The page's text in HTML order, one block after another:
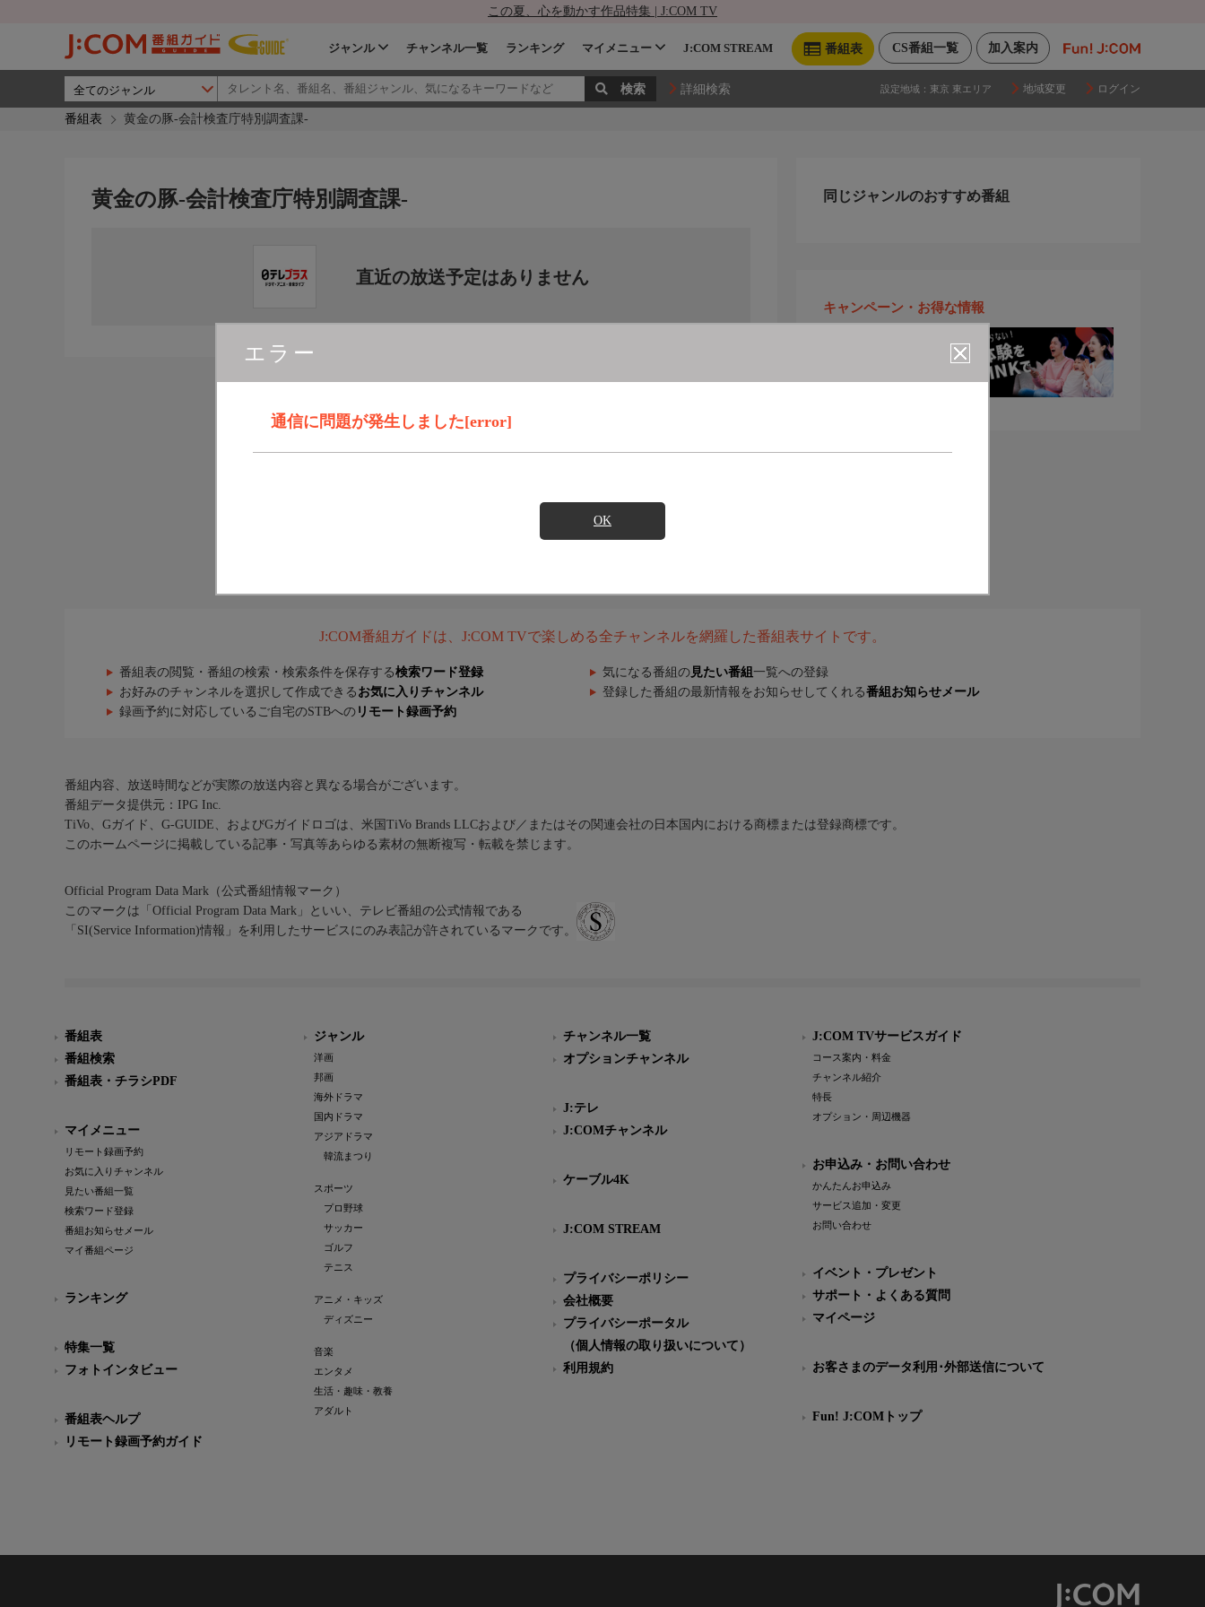
この夏、心を動かす作品特集 | J:COM TV
加入案内
CS番組一覧
番組表
ジャンル チャンネル一覧 ランキング マイメニュー J:COM STREAM
詳細検索 設定地域： 東京 東エリア 地域変更 ログイン
番組表 黄金の豚-会計検査庁特別調査課-
エラー
通信に問題が発生しました[error]
OK
黄金の豚-会計検査庁特別調査課-
直近の放送予定はありません
同じジャンルのおすすめ番組
キャンペーン・お得な情報
J:COM番組ガイドは、J:COM TVで楽しめる全チャンネルを網羅した番組表サイトです。
番組表の閲覧・番組の検索・検索条件を保存する検索ワード登録 気になる番組の 見たい番組 一覧への登録
お好みのチャンネルを選択して作成できる お気に入りチャンネル 登録した番組の最新情報をお知らせしてくれる番組お知らせメール
録画予約に対応しているご自宅のSTBへの リモート録画予約
番組内容、放送時間などが実際の放送内容と異なる場合がございます。
番組データ提供元：IPG Inc.
TiVo、Gガイド、G-GUIDE、およびGガイドロゴは、米国TiVo Brands LLCおよび／またはその関連会社の日本国内における商標または登録商標です。
このホームページに掲載している記事・写真等あらゆる素材の無断複写・転載を禁じます。
Official Program Data Mark（公式番組情報マーク）
このマークは「Official Program Data Mark」といい、テレビ番組の公式情報である
「SI(Service Information)情報」を利用したサービスにのみ表記が許されているマークです。
番組表
番組検索
番組表・チラシPDF
マイメニュー
リモート録画予約
お気に入りチャンネル
見たい番組一覧
検索ワード登録
番組お知らせメール
マイ番組ページ
ランキング
特集一覧
フォトインタビュー
番組表ヘルプ
リモート録画予約ガイド
ジャンル
洋画
邦画
海外ドラマ
国内ドラマ
アジアドラマ
韓流まつり
スポーツ
プロ野球
サッカー
ゴルフ
テニス
アニメ・キッズ
ディズニー
音楽
エンタメ
生活・趣味・教養
アダルト
チャンネル一覧
オプションチャンネル
J:テレ
J:COMチャンネル
ケーブル4K
J:COM STREAM
プライバシーポリシー
会社概要
プライバシーポータル
（個人情報の取り扱いについて）
利用規約
J:COM TVサービスガイド
コース案内・料金
チャンネル紹介
特長
オプション・周辺機器
お申込み・お問い合わせ
かんたんお申込み
サービス追加・変更
お問い合わせ
イベント・プレゼント
サポート・よくある質問
マイページ
お客さまのデータ利用･外部送信について
Fun! J:COMトップ